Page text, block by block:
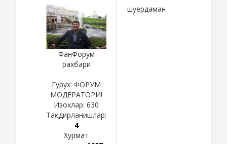
ФанФорум
рахбари
Гурух: ФОРУМ
МОДЕРАТОРИ!
Изохлар: 630
Тақдирланишлар:
4
Хурмат
шуердаман